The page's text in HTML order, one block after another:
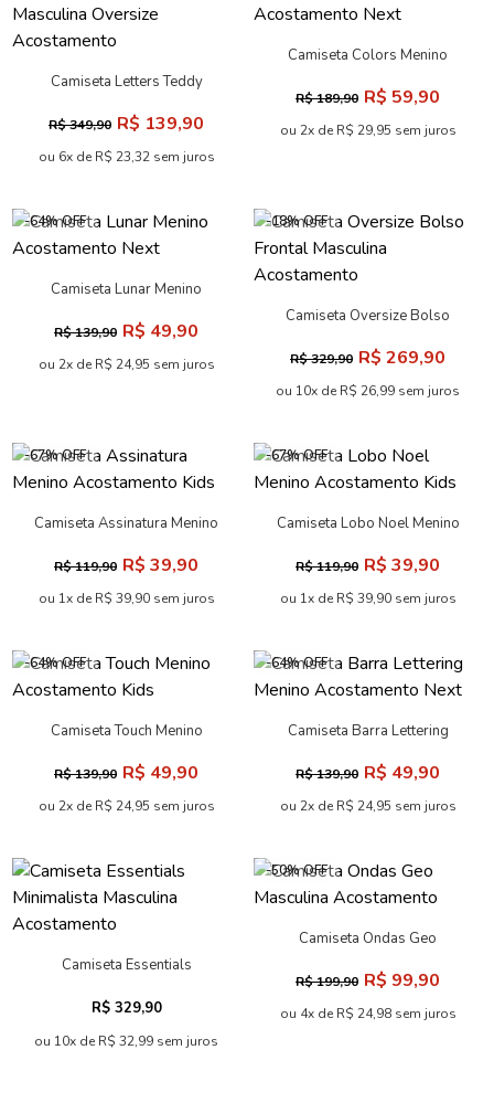
Camiseta Letters Teddy
Acostamento
R$ 349,90 R$ 139,90
ou 6x de R$ 23,32 sem juros
Camiseta Colors Menino
R$ 189,90 R$ 59,90
ou 2x de R$ 29,95 sem juros
-64% OFF
Camiseta Lunar Menino
R$ 139,90 R$ 49,90
ou 2x de R$ 24,95 sem juros
-18% OFF
Camiseta Oversize Bolso
Acostamento
R$ 329,90 R$ 269,90
ou 10x de R$ 26,99 sem juros
-67% OFF
Camiseta Assinatura Menino
R$ 119,90 R$ 39,90
ou 1x de R$ 39,90 sem juros
-67% OFF
Camiseta Lobo Noel Menino
R$ 119,90 R$ 39,90
ou 1x de R$ 39,90 sem juros
-64% OFF
Camiseta Touch Menino
R$ 139,90 R$ 49,90
ou 2x de R$ 24,95 sem juros
-64% OFF
Camiseta Barra Lettering
R$ 139,90 R$ 49,90
ou 2x de R$ 24,95 sem juros
Camiseta Essentials
Acostamento
R$ 329,90
ou 10x de R$ 32,99 sem juros
-50% OFF
Camiseta Ondas Geo
R$ 199,90 R$ 99,90
ou 4x de R$ 24,98 sem juros